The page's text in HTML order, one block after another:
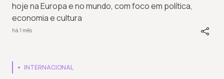
hoje na Europa e no mundo, com foco em política,
economia e cultura
há 1 mês
INTERNACIONAL